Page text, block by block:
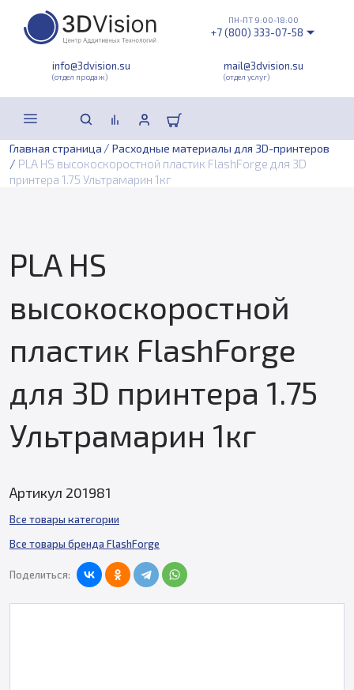
info@3dvision.su
(отдел продаж)
mail@3dvision.su
(отдел услуг)
ПН-ПТ 9:00-18:00
+7 (800) 333-07-58
Главная страница / Расходные материалы для 3D-принтеров
/ PLA HS высокоскоростной пластик FlashForge для 3D
принтера 1.75 Ультрамарин 1кг
PLA HS
высокоскоростной
пластик FlashForge
для 3D принтера 1.75
Ультрамарин 1кг
Артикул 201981
Все товары категории
Все товары бренда FlashForge
Поделиться: